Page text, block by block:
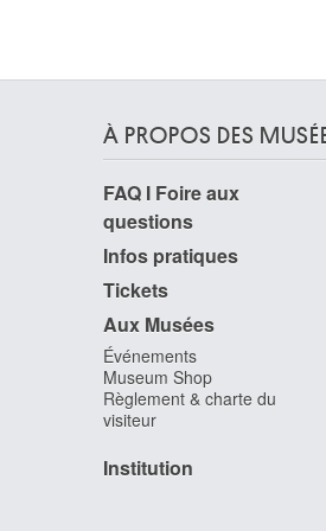
Rets Jean
Reychler Rita
Eeklo 1933
Reynolds
Auckland
Reynolds
Plympton,
1723 -
Rhénanie,
Marseille,
Rome (Italie)
À PROPOS DES
FAQ I Foire aux
questions
Infos pratiques
Tickets
Aux Musées
Événements
Museum Shop
Règlement & charte du
visiteur
Institution